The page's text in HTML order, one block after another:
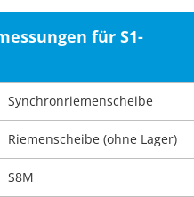
für S1-
Synchronriemenscheibe
Riemenscheibe (ohne Lager)
S8M